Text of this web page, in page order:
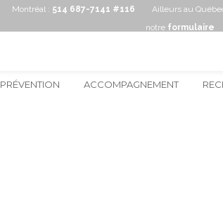
Montréal : 514 687-7141 #116 Ailleurs au
notre formulaire
PRÉVENTION ACCOMPAGNEMENT